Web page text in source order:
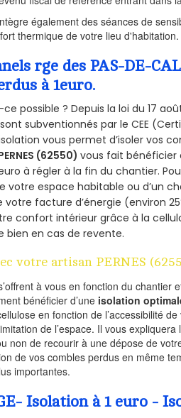
également des séances de
thermique de votre lieu d'habitation.
rge des PAS-DE-
à 1euro.
possible ? Depuis la loi du 17
subventionnés par le CEE
vous permet d’isoler vos
(62550)vous fait bénéficier
à régler à la fin du chantier.
votre espace habitable ou d’un
votre facture d’énergie (environ
confort intérieur grâce à la
bien en cas de revente.
votre artisan PERNES
à vous en fonction du
bénéficier d’une isolation
en fonction de l’accessibilité
de l’espace. Il vous
non de recourir à une dépose de
de vos combles perdus en même
importantes.
Isolation à 1 euro -